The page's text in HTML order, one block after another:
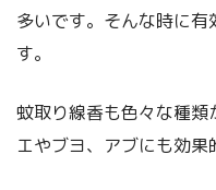
多いです。そんな時に
す。
蚊取り線香も色々な種
エやブヨ、アブにも効果